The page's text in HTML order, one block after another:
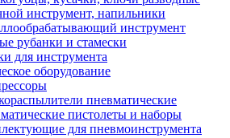
инструмент, напильники
инструмент
рубанки и стамески
для инструмента
оборудование
пневматические
пистолеты и наборы
для пневмоинструмента